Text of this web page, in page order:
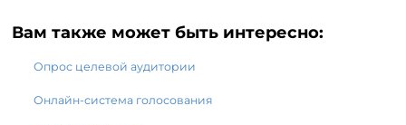
Вам также может быть интересно:
Опрос целевой аудитории
Онлайн-система голосования